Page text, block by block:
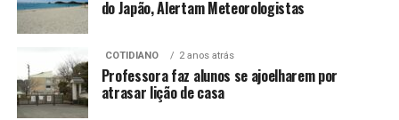
do Japão, Alertam Meteorologistas
COTIDIANO 2 anos atrás
Professora faz alunos se ajoelharem por
atrasar lição de casa